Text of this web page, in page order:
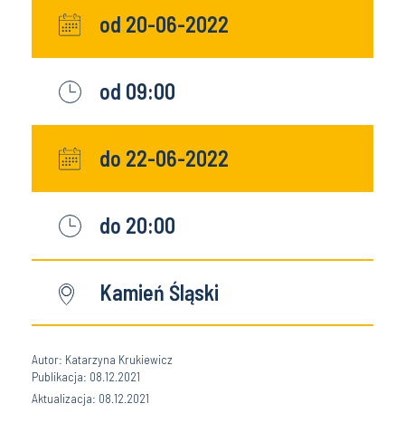
od 20-06-2022
od 09:00
do 22-06-2022
do 20:00
Kamień Śląski
Autor: Katarzyna Krukiewicz
Publikacja: 08.12.2021
Aktualizacja: 08.12.2021